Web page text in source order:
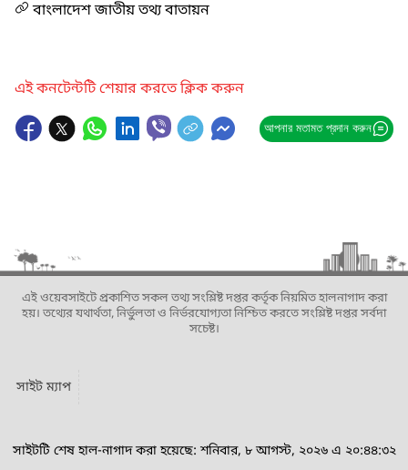
বাংলাদেশ জাতীয় তথ্য বাতায়ন
এই কনটেন্টটি শেয়ার করতে ক্লিক করুন
আপনার মতামত প্রদান করুন
এই ওয়েবসাইটে প্রকাশিত সকল তথ্য সংশ্লিষ্ট দপ্তর কর্তৃক নিয়মিত হালনাগাদ করা
হয়। তথ্যের যথার্থতা, নির্ভুলতা ও নির্ভরযোগ্যতা নিশ্চিত করতে সংশ্লিষ্ট দপ্তর সর্বদা
সচেষ্ট।
সাইট ম্যাপ
সাইটটি শেষ হাল-নাগাদ করা হয়েছে: শনিবার, ৮ আগস্ট, ২০২৬ এ ২০:৪৪:৩২